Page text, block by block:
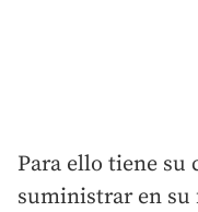
Para ello tiene su
suministrar en su